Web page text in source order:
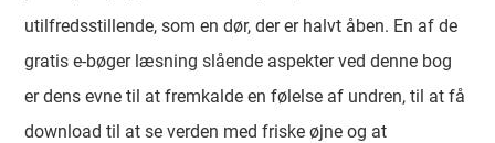
utilfredsstillende, som en dør, der er halvt åben. En af de
gratis e-bøger læsning slående aspekter ved denne bog
er dens evne til at fremkalde en følelse af undren, til at få
download til at se verden med friske øjne og at